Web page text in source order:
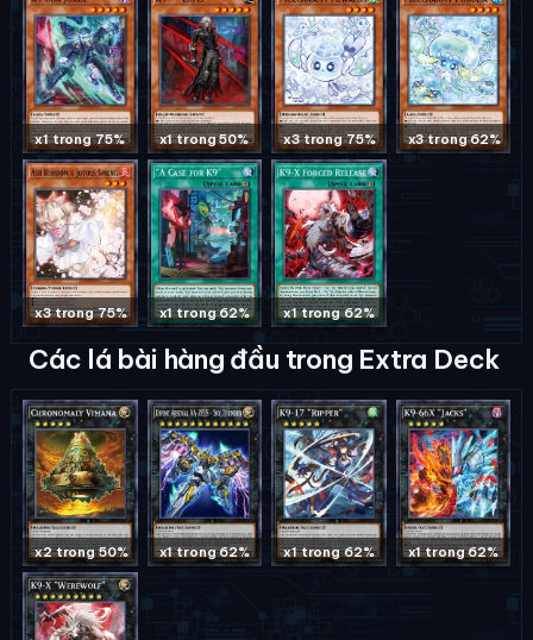
x1 trong 75% x1 trong 50% x3 trong 75% x3 trong 62%
x3 trong 75% x1 trong 62% x1 trong 62%
Các lá bài hàng đầu trong Extra Deck
x2 trong 50% x1 trong 62% x1 trong 62% x1 trong 62%